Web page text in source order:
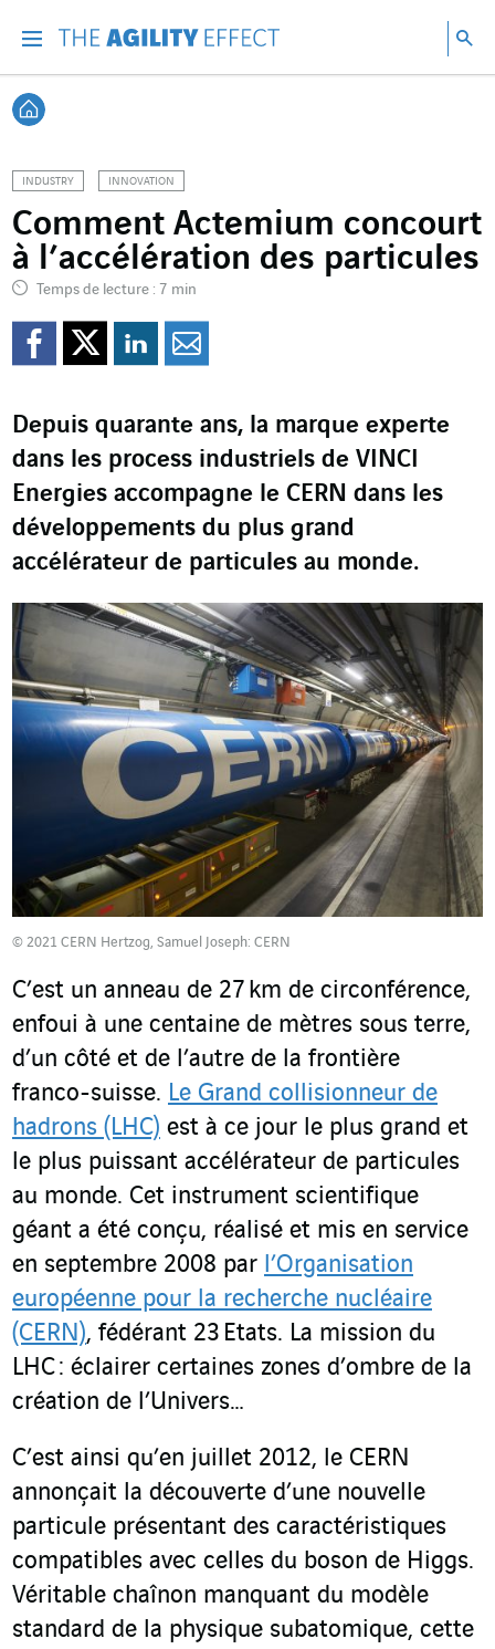
Retour à l'accueil
INDUSTRY INNOVATION
Comment Actemium concourt
à l’accélération des particules
Temps de lecture : 7 min
Partager sur Facebook
Partager sur Twitter
Partager sur
Depuis quarante ans, la marque experte
dans les process industriels de VINCI
Energies accompagne le CERN dans les
développements du plus grand
accélérateur de particules au monde.
© 2021 CERN Hertzog, Samuel Joseph: CERN
C’est un anneau de 27 km de circonférence,
enfoui à une centaine de mètres sous terre,
d’un côté et de l’autre de la frontière
franco-suisse. Le Grand collisionneur de
hadrons (LHC) est à ce jour le plus grand et
le plus puissant accélérateur de particules
au monde. Cet instrument scientifique
géant a été conçu, réalisé et mis en service
en septembre 2008 par l’Organisation
européenne pour la recherche nucléaire
(CERN), fédérant 23 Etats. La mission du
LHC : éclairer certaines zones d’ombre de la
création de l’Univers…
C’est ainsi qu’en juillet 2012, le CERN
annonçait la découverte d’une nouvelle
particule présentant des caractéristiques
compatibles avec celles du boson de Higgs.
Véritable chaînon manquant du modèle
standard de la physique subatomique, cette